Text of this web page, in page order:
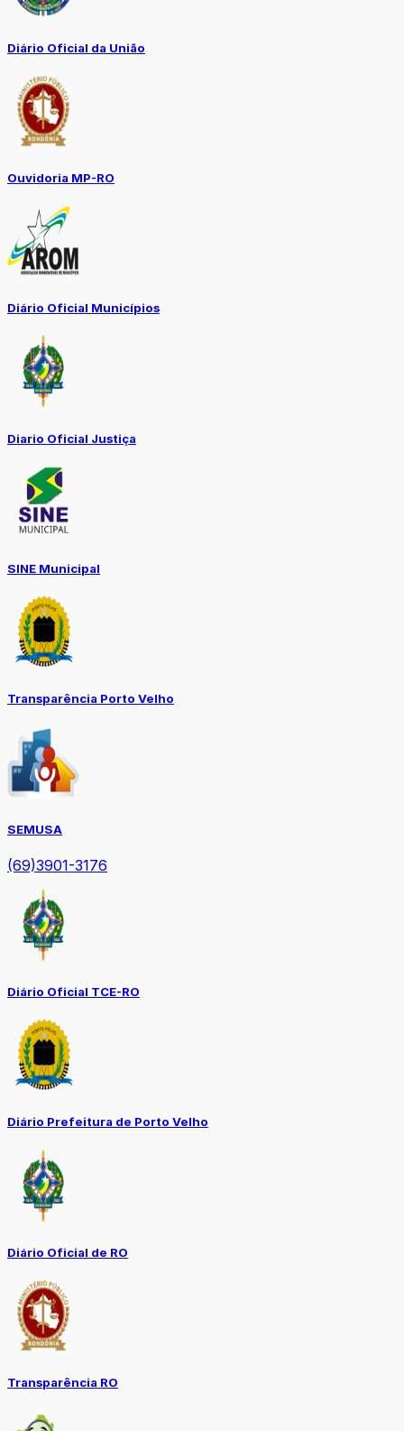
Diário Oficial da União
Ouvidoria MP-RO
Diário Oficial Municípios
Diario Oficial Justiça
SINE Municipal
Transparência Porto Velho
SEMUSA
(69)3901-3176
Diário Oficial TCE-RO
Diário Prefeitura de Porto Velho
Diário Oficial de RO
Transparência RO